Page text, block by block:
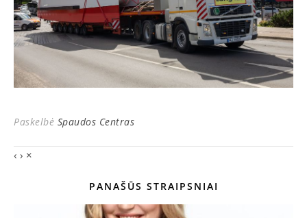
Paskelbė Spaudos Centras
‹ › ×
PANAŠŪS STRAIPSNIAI